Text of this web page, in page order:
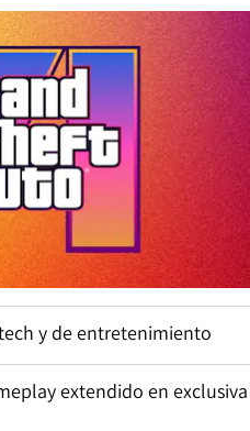
y de entretenimiento
extendido en exclusiva